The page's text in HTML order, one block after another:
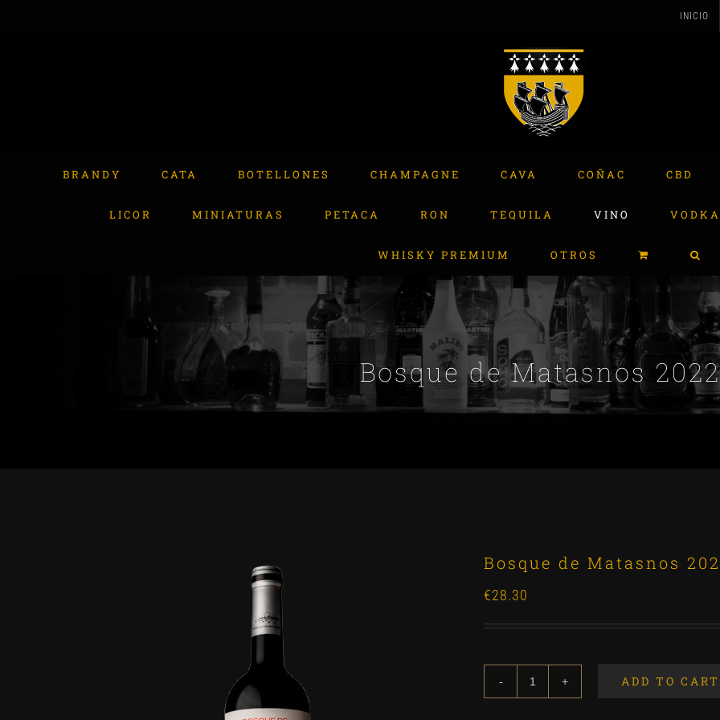
INICIO
BRANDY CATA BOTELLONES CHAMPAGNE CAVA COÑAC CBD
LICOR MINIATURAS PETACA RON TEQUILA VINO VODKA
WHISKY PREMIUM OTROS
Bosque de Matasnos 2022
Bosque de Matasnos
€28.30
ADD TO CART